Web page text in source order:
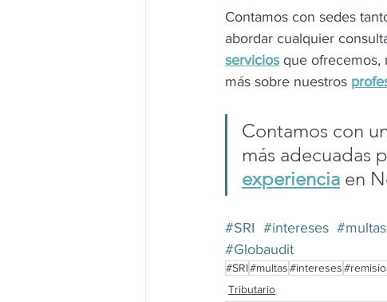
Contamos con sedes
abordar cualquier
servicios que ofrecemos,
más sobre nuestros
Contamos con
más adecuadas
experiencia en
#SRI #intereses #multas
#Globaudit
#SRI#multas#intereses
Tributario